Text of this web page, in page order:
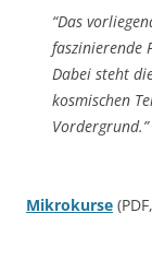
“Das
faszinierende
Dabei steht
kosmischen
Vordergrund.”
Mikrokurse